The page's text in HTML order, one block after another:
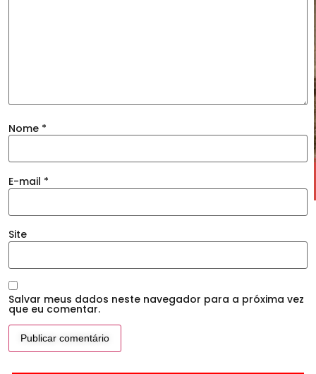
Nome *
E-mail *
Site
Salvar meus dados neste navegador para a próxima vez
que eu comentar.